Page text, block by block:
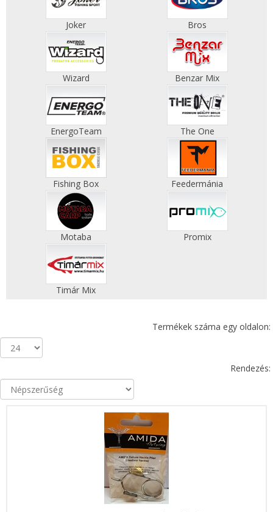
Joker Bros
Wizard Benzar Mix
EnergoTeam The One
Fishing Box Feedermánia
Motaba Promix
Timár Mix
Termékek száma egy oldalon:
Rendezés: